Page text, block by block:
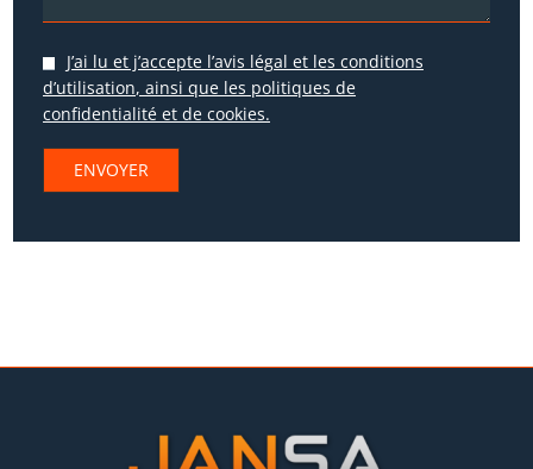
J’ai lu et j’accepte l’avis légal et les conditions
d’utilisation, ainsi que les politiques de
confidentialité et de cookies.